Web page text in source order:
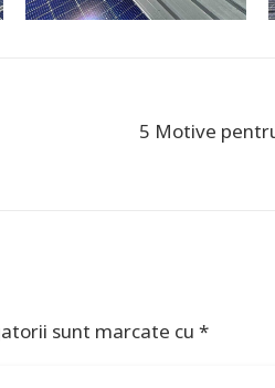
5 Motive
sunt marcate cu *